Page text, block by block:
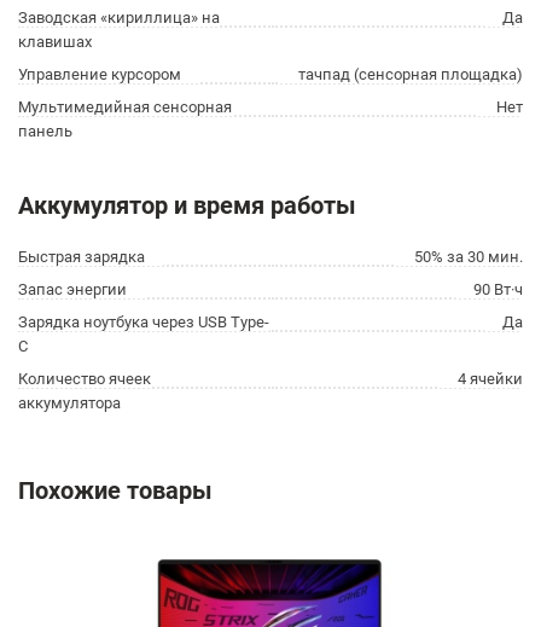
Заводская «кириллица» на
клавишах
Да
Управление курсором
тачпад (сенсорная площадка)
Мультимедийная сенсорная
панель
Нет
Аккумулятор и время работы
Быстрая зарядка
50% за 30 мин.
Запас энергии
90 Вт·ч
Зарядка ноутбука через USB Type-
C
Да
Количество ячеек
аккумулятора
4 ячейки
Похожие товары